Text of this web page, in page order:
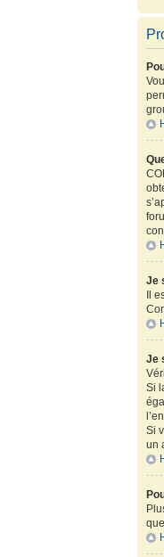
Je
Il
Je
Si
Si
un